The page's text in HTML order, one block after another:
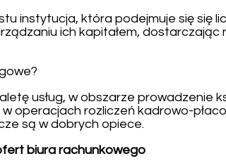
instytucja, która podejmuje się się
ich kapitałem,
usług, w obszarze
rozliczeń kadrowo-
są w dobrych opiece.
biura rachunkowego